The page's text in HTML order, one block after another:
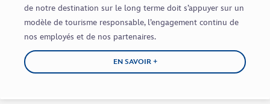
de notre destination sur le long terme doit s’appuyer sur un
modèle de tourisme responsable, l’engagement continu de
nos employés et de nos partenaires.
EN SAVOIR +